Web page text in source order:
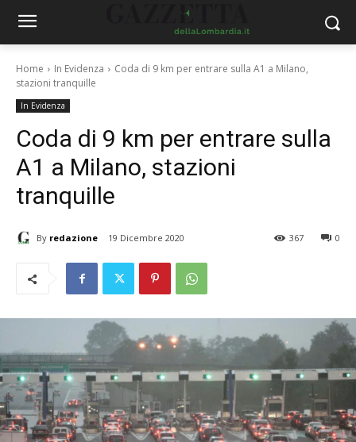
Home In Evidenza
Coda di 9 km per entrare sulla A1 a Milano,
stazioni tranquille
In Evidenza
Coda di 9 km per entrare sulla
A1 a Milano, stazioni
tranquille
By redazione 19 Dicembre 2020 0
367